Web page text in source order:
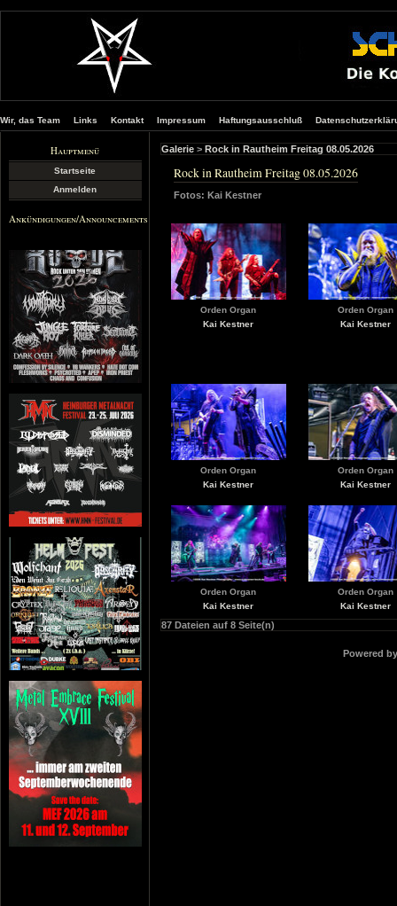
Wir, das Team Links Kontakt Impressum Haftungsausschluß
Hauptmenü
Startseite
Anmelden
Ankündigungen/Announcements
Galerie > Rock in Rautheim Freitag 08.05.2026
Rock in Rautheim Freitag 08.05.2026
Fotos: Kai Kestner
Orden Organ
Kai Kestner
Orden Organ
Kai Kestner
Orden Organ
Kai Kestner
Orden Organ
Kai Kestner
Orden Organ
Kai Kestner
Orden Organ
Kai Kestner
87 Dateien auf 8 Seite(n)
Powered